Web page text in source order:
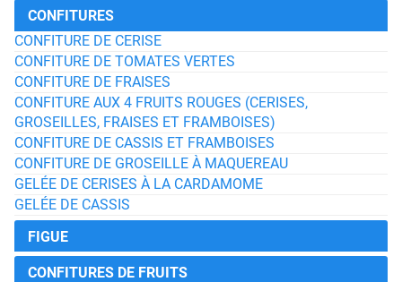
CONFITURES
CONFITURE DE CERISE
CONFITURE DE TOMATES VERTES
CONFITURE DE FRAISES
CONFITURE AUX 4 FRUITS ROUGES (CERISES,
GROSEILLES, FRAISES ET FRAMBOISES)
CONFITURE DE CASSIS ET FRAMBOISES
CONFITURE DE GROSEILLE À MAQUEREAU
GELÉE DE CERISES À LA CARDAMOME
GELÉE DE CASSIS
FIGUE
CONFITURES DE FRUITS